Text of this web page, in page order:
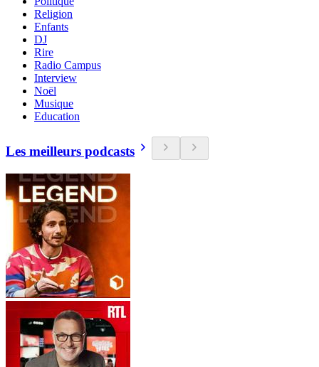
Religion
Enfants
DJ
Rire
Radio Campus
Interview
Noël
Musique
Education
Les meilleurs podcasts